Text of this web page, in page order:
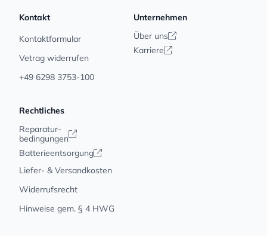
Kontakt
Kontaktformular
Vetrag widerrufen
+49 6298 3753-100
Unternehmen
Über uns
Karriere
Rechtliches
Reparatur-
bedingungen
Batterieentsorgung
Liefer- & Versandkosten
Widerrufsrecht
Hinweise gem. § 4 HWG